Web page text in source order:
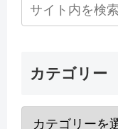
カテゴリー